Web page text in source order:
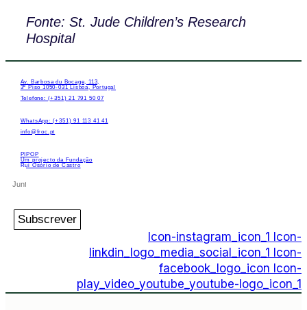
Fonte: St. Jude Children’s Research
Hospital
Av. Barbosa du Bocage, 113,
3º Piso 1050-031 Lisboa, Portugal
Telefone: (+351) 21 791 50 07
WhatsApp: (+351) 91 113 41 41
info@froc.pt
PIPOP
Um projecto da Fundação
Rui Osório de Castro
Subscrever
Icon-instagram_icon_1 Icon-
linkdin_logo_media_social_icon_1 Icon-
facebook_logo_icon Icon-
play_video_youtube_youtube-logo_icon_1